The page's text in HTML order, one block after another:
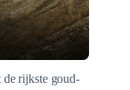
rijkste goud-